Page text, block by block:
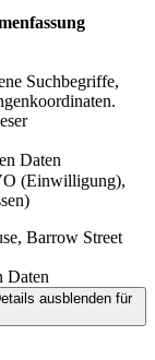
Suchbegriffe,
Daten
(Einwilligung),
Barrow Street
Daten
ausblendenfür